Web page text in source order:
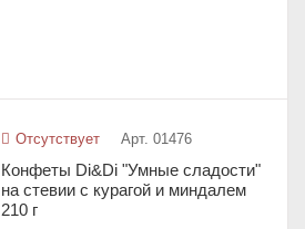
Отсутствует Арт. 01476
Конфеты Di&Di "Умные сладости"
на стевии с курагой и миндалем
210 г